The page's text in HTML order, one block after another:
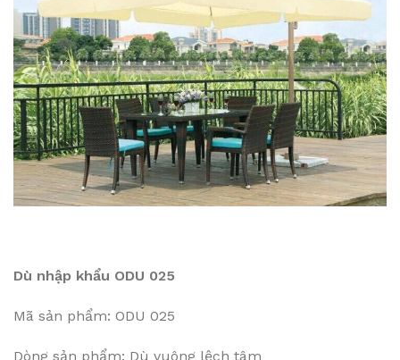
Dù nhập khẩu ODU 025
Mã sản phẩm: ODU 025
Dòng sản phẩm: Dù vuông lệch tâm